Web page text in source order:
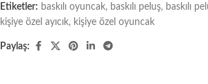
Etiketler: baskılı oyuncak, baskılı peluş, baskılı
kişiye özel ayıcık, kişiye özel oyuncak
Paylaş: